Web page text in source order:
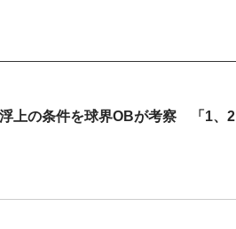
上の条件を球界OBが考察 「1、2